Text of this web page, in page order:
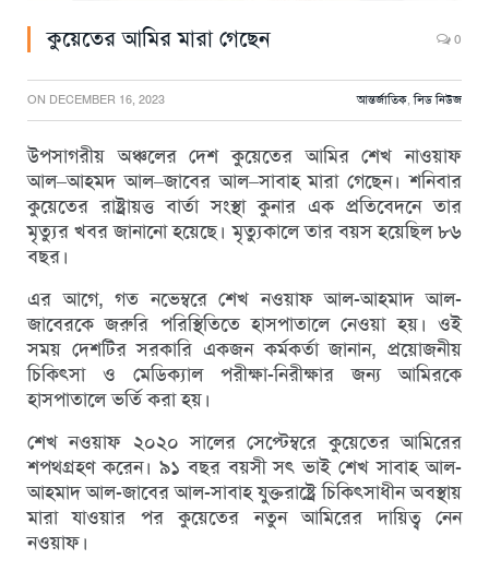
কুয়েতের আমির মারা গেছেন 0
ON DECEMBER 16, 2023 আন্তর্জাতিক,লিড নিউজ
উপসাগরীয় অঞ্চলের দেশ কুয়েতের আমির শেখ নাওয়াফ
আল–আহমদ আল–জাবের আল–সাবাহ মারা গেছেন। শনিবার
কুয়েতের রাষ্ট্রায়ত্ত বার্তা সংস্থা কুনার এক প্রতিবেদনে তার
মৃত্যুর খবর জানানো হয়েছে। মৃত্যুকালে তার বয়স হয়েছিল ৮৬
বছর।
এর আগে, গত নভেম্বরে শেখ নওয়াফ আল-আহমাদ আল-
জাবেরকে জরুরি পরিস্থিতিতে হাসপাতালে নেওয়া হয়। ওই
সময় দেশটির সরকারি একজন কর্মকর্তা জানান, প্রয়োজনীয়
চিকিৎসা ও মেডিক্যাল পরীক্ষা-নিরীক্ষার জন্য আমিরকে
হাসপাতালে ভর্তি করা হয়।
শেখ নওয়াফ ২০২০ সালের সেপ্টেম্বরে কুয়েতের আমিরের
শপথগ্রহণ করেন। ৯১ বছর বয়সী সৎ ভাই শেখ সাবাহ আল-
আহমাদ আল-জাবের আল-সাবাহ যুক্তরাষ্ট্রে চিকিৎসাধীন অবস্থায়
মারা যাওয়ার পর কুয়েতের নতুন আমিরের দায়িত্ব নেন
নওয়াফ।